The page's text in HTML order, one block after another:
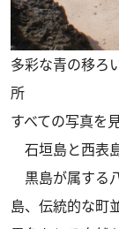
多彩な青の移ろ
所
すべての写真を
石垣島と西表
黒島が属する
島、伝統的な町